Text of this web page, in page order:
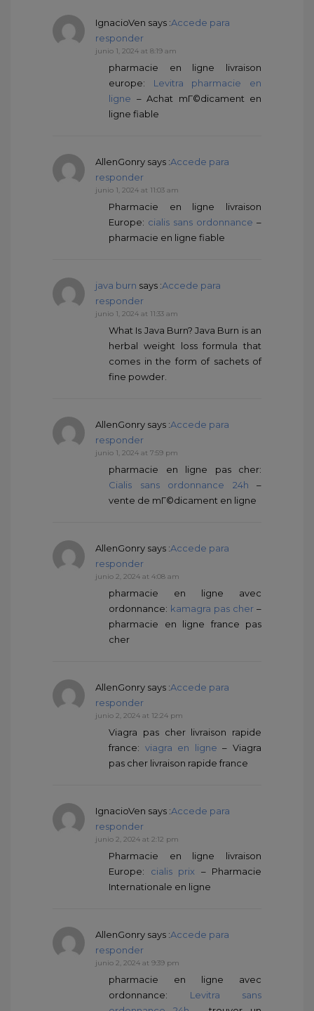
IgnacioVen says :Accede para
responder
junio 1, 2024 at 8:19 am
pharmacie en ligne livraison
europe: Levitra pharmacie en
ligne – Achat mГ©dicament en
ligne fiable
AllenGonry says :Accede para
responder
junio 1, 2024 at 11:03 am
Pharmacie en ligne livraison
Europe: cialis sans ordonnance –
pharmacie en ligne fiable
java burn says :Accede para
responder
junio 1, 2024 at 11:33 am
What Is Java Burn? Java Burn is an
herbal weight loss formula that
comes in the form of sachets of
fine powder.
AllenGonry says :Accede para
responder
junio 1, 2024 at 7:59 pm
pharmacie en ligne pas cher:
Cialis sans ordonnance 24h –
vente de mГ©dicament en ligne
AllenGonry says :Accede para
responder
junio 2, 2024 at 4:08 am
pharmacie en ligne avec
ordonnance: kamagra pas cher –
pharmacie en ligne france pas
cher
AllenGonry says :Accede para
responder
junio 2, 2024 at 12:24 pm
Viagra pas cher livraison rapide
france: viagra en ligne – Viagra
pas cher livraison rapide france
IgnacioVen says :Accede para
responder
junio 2, 2024 at 2:12 pm
Pharmacie en ligne livraison
Europe: cialis prix – Pharmacie
Internationale en ligne
AllenGonry says :Accede para
responder
junio 2, 2024 at 9:39 pm
pharmacie en ligne avec
ordonnance: Levitra sans